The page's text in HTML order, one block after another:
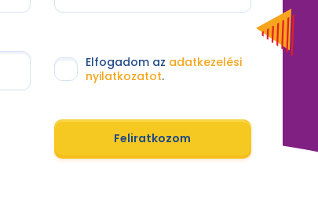
Elfogadom az adatkezelési
nyilatkozatot.
Feliratkozom